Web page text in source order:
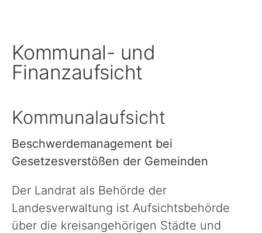
Familien, Frauen, Jugendliche & Kinder
Einwanderung, Auswanderung & Integration
Ländlicher Raum
Kommunal- und
Finanzaufsicht
Kommunalaufsicht
Beschwerdemanagement bei
Gesetzesverstößen der Gemeinden
Der Landrat als Behörde der
Landesverwaltung ist Aufsichtsbehörde
über die kreisangehörigen Städte und